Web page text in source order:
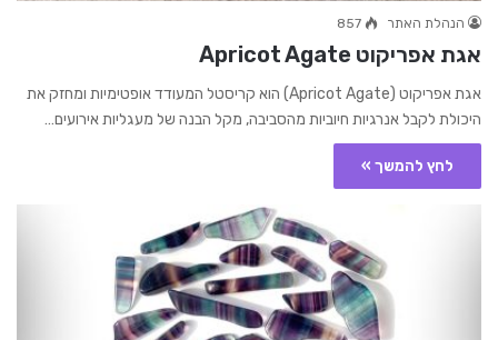
הנהלת האתר 857
אגת אפריקוט Apricot Agate
אגת אפריקוט (Apricot Agate) הוא קריסטל המעודד אופטימיות ומחזק את
היכולת לקבל אנרגיות חיוביות מהסביבה, מקל הבנה של מעגליות אירועים…
לחץ להמשך »